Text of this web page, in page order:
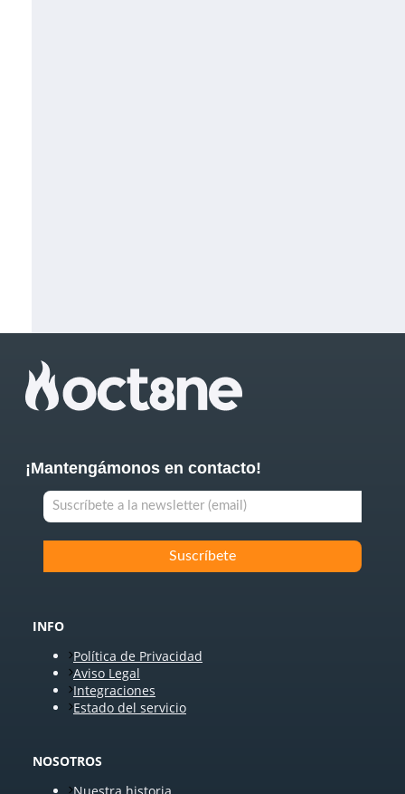
¡Mantengámonos en contacto!
INFO
Política de Privacidad
Aviso Legal
Integraciones
Estado del servicio
NOSOTROS
Nuestra historia